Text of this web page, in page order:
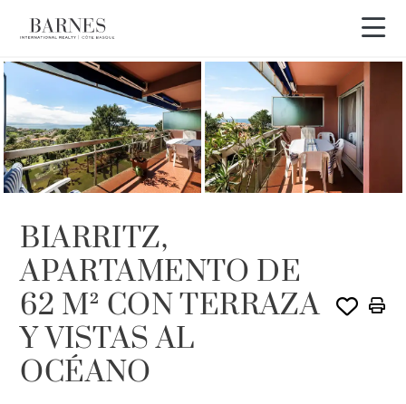
EXCLUSIVIDAD
BIARRITZ,
APARTAMENTO DE
62 M² CON TERRAZA
Y VISTAS AL
OCÉANO